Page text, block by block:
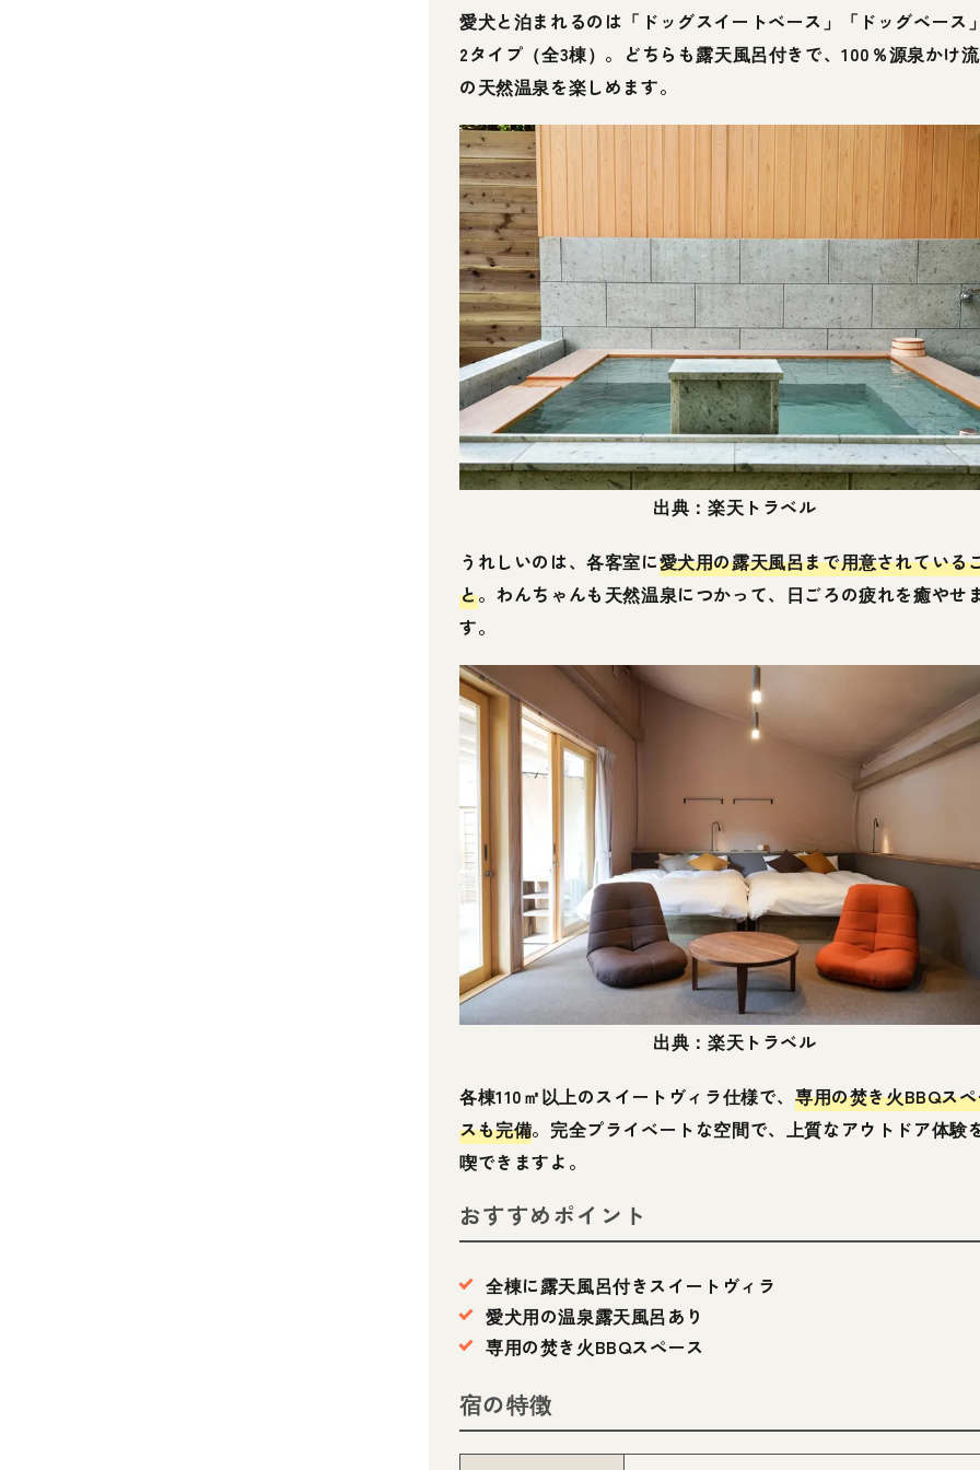
愛犬と泊まれるのは「ドッグスイートベース」「ドッグベース
2タイプ（全3棟）。どちらも露天風呂付きで、100％源泉かけ
の天然温泉を楽しめます。
出典：楽天トラベル
うれしいのは、各客室に愛犬用の露天風呂まで用意されている
と。わんちゃんも天然温泉につかって、日ごろの疲れを癒やせ
す。
出典：楽天トラベル
各棟110㎡以上のスイートヴィラ仕様で、専用の焚き火BBQス
スも完備。完全プライベートな空間で、上質なアウトドア体験
喫できますよ。
おすすめポイント
全棟に露天風呂付きスイートヴィラ
愛犬用の温泉露天風呂あり
専用の焚き火BBQスペース
宿の特徴